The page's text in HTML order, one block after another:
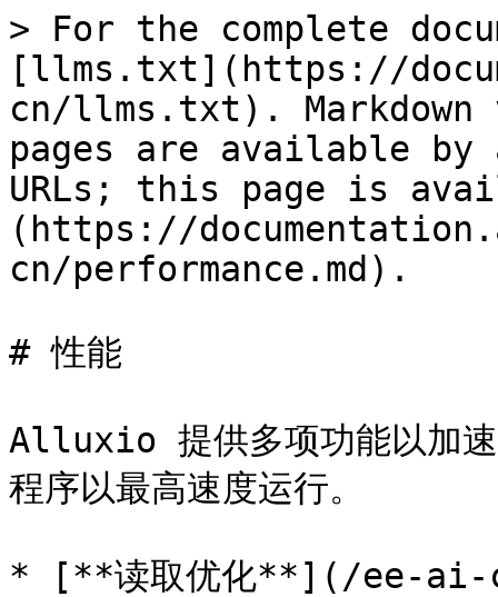
> For the complete
[llms.txt](https://
cn/llms.txt). Markdown
pages are available by
URLs; this page is
(https://
cn/performance.md).
# 性能
Alluxio 提供多项功能以加
程序以最高速度运行。
* [**读取优化**](/ee-